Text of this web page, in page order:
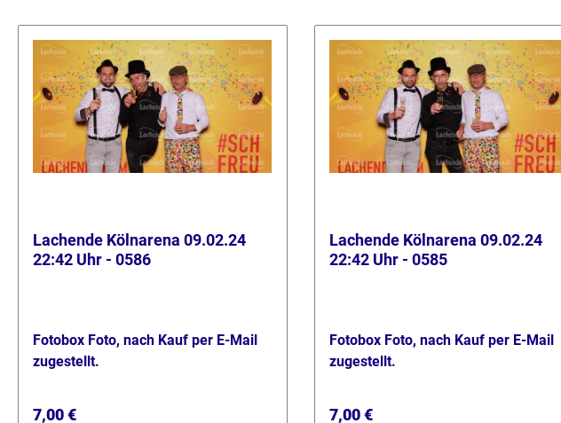
Lachende Kölnarena 09.02.24
22:42 Uhr - 0586
Fotobox Foto, nach Kauf per E-Mail
zugestellt.
Regulärer Preis:
7,00 €
Lachende Kölnarena 09.02.24
22:42 Uhr - 0585
Fotobox Foto, nach Kauf per E-Mail
zugestellt.
Regulärer Preis:
7,00 €